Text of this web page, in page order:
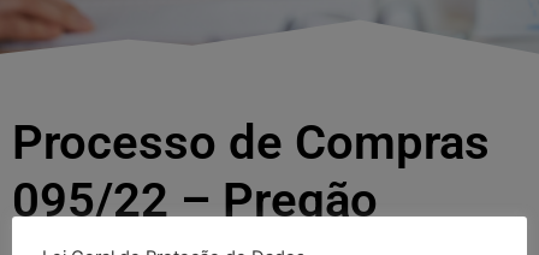
Processo de Compras
095/22 – Pregão